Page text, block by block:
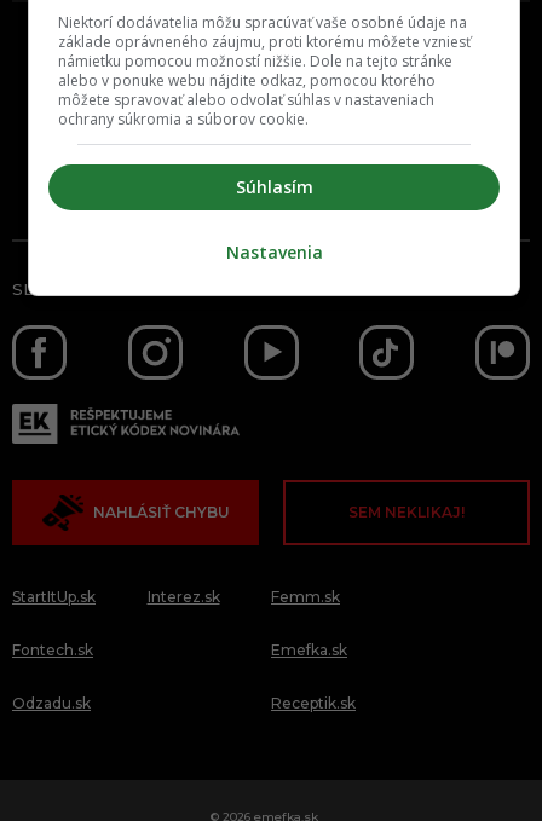
Inzercia Cenník
SLEDUJ NÁS AJ NA
NAHLÁSIŤ CHYBU SEM NEKLIKAJ!
StartItUp.sk
Fontech.sk
Odzadu.sk
Interez.sk Femm.sk
Emefka.sk
Receptik.sk
© 2026 emefka.sk
Niektorí dodávatelia môžu spracúvať vaše osobné údaje na
základe oprávneného záujmu, proti ktorému môžete vzniesť
námietku pomocou možností nižšie. Dole na tejto stránke
alebo v ponuke webu nájdite odkaz, pomocou ktorého
môžete spravovať alebo odvolať súhlas v nastaveniach
ochrany súkromia a súborov cookie.
Súhlasím
Nastavenia